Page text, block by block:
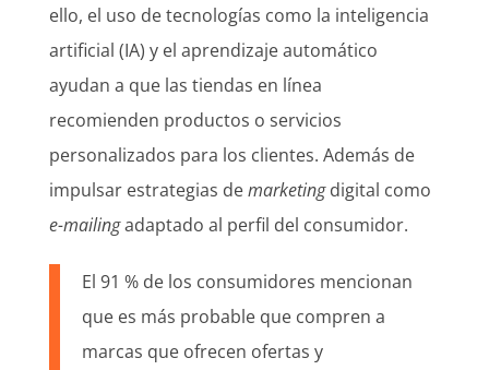
ello, el uso de tecnologías como la inteligencia
artificial (IA) y el aprendizaje automático
ayudan a que las tiendas en línea
recomienden productos o servicios
personalizados para los clientes. Además de
impulsar estrategias demarketingdigital como
e-mailingadaptado al perfil del consumidor.
El 91 % de los consumidores mencionan
que es más probable que compren a
marcas que ofrecen ofertas y